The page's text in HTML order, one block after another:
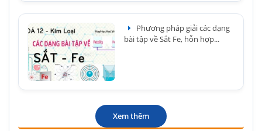
Phương pháp giải các dạng
bài tập về Sắt Fe, hỗn hợp...
Xem thêm